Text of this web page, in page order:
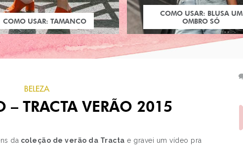
COMO USAR: TAMANCO
COMO USAR: BLUSA UM
OMBRO SÓ
BELEZA
– TRACTA VERÃO 2015
da coleção de verão da Tracta e gravei um vídeo pra